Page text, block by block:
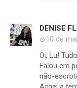
DENISE
10 de
Oi, Lu!
Falou em
não-